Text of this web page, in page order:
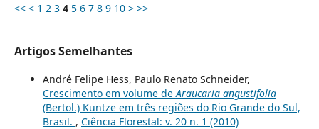
<< < 1 2 3 4 5 6 7 8 9 10 > >>
Artigos Semelhantes
André Felipe Hess, Paulo Renato Schneider,
Crescimento em volume de Araucaria angustifolia
(Bertol.) Kuntze em três regiões do Rio Grande do Sul,
Brasil. , Ciência Florestal: v. 20 n. 1 (2010)